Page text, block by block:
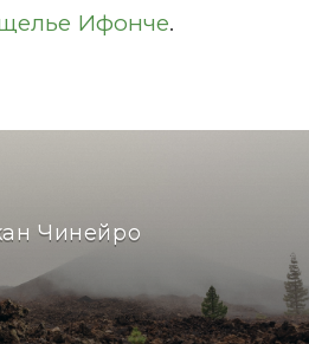
Ифонче.
Чинейро